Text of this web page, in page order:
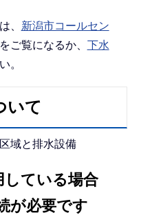
、 新潟市コールセン
ご覧になるか、 下水
。
いて
域と排水設備
している場合
が必要です